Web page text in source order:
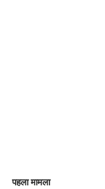
पहला मामला